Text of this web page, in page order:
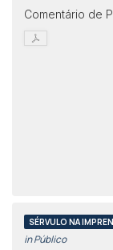
Comentário de
SÉRVULO NA
in Público